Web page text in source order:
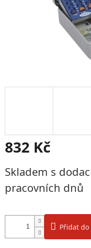
832 Kč
cena:
Skladem s
pracovních dnů
Přidat do